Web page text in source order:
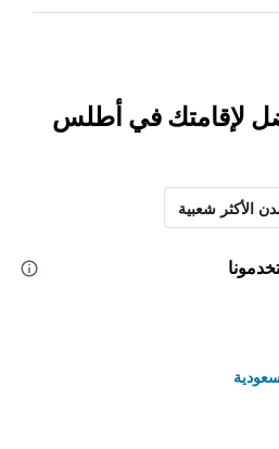
لإقامتك في أطلس
الأكثر شعبية